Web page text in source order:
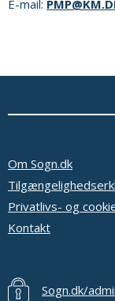
E-mail:
Om Sogn.dk
Privatlivs- og
Kontakt
Sogn.dk/